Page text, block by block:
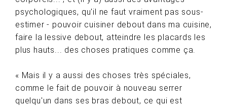
psychologiques, qu'il ne faut vraiment pas sous-
estimer - pouvoir cuisiner debout dans ma cuisine,
faire la lessive debout, atteindre les placards les
plus hauts... des choses pratiques comme ça.
« Mais il y a aussi des choses très spéciales,
comme le fait de pouvoir à nouveau serrer
quelqu'un dans ses bras debout, ce qui est